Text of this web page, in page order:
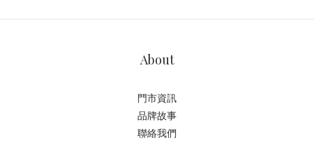
About
門市資訊
品牌故事
聯絡我們